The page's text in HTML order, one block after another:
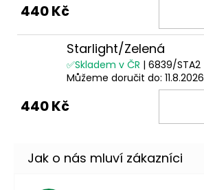
440 Kč
Starlight/Zelená
✅Skladem v ČR | 6839/STA2
Můžeme doručit do: 11.8.2026
440 Kč